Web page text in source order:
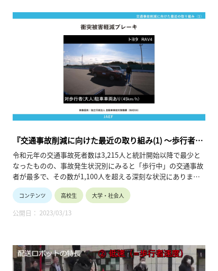
『交通事故削減に向けた最近の取り組み(1) ～歩行者保
護のための安全技術～』
令和元年の交通事故死者数は3,215人と統計開始以降で最少と
なったものの、事故発生状況別にみると「歩行中」の交通事故
者が最多で、その数が1,100人を超える深刻な状況にありま
す。
当コンテンツでは、歩行中の交通事故死者が多い理由や、事故
を減らすための様々な安全技術についてその実験映像を交えな
がら紹介している動画です。（令和2年12月公開、3分34秒）
コンテンツ 高校生 大学・社会人
公開日： 2023/03/13